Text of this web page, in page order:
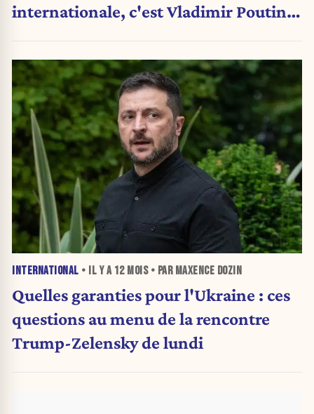
internationale, c'est Vladimir Poutine
d'Anchorage
INTERNATIONAL • IL Y A 12 MOIS• PAR MAXENCE DOZIN
Quelles garanties pour l'Ukraine : ces
questions au menu de la rencontre
Trump-Zelensky de lundi